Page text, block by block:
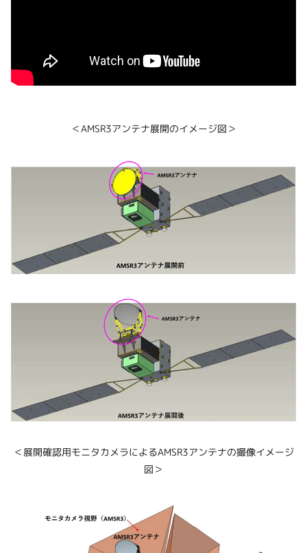
＜AMSR3アンテナ展開のイメージ図＞
＜展開確認用モニタカメラによるAMSR3アンテナの撮像イメージ
図＞